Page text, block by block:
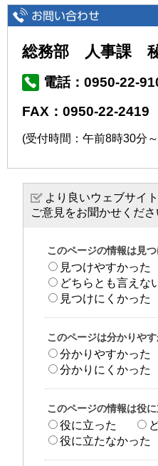
総務部 人事課
電話：0950-22-
FAX：0950-22-2419
(受付時間：午前8時30分
より良いウェブサイ
ご意見をお聞かせくださ
このページの情報は見
見つけやすかった
どちらとも言えな
見つけにくかった
このページは分かりや
分かりやすかった
分かりにくかった
このページの情報は役
役に立った
役に立たなかった